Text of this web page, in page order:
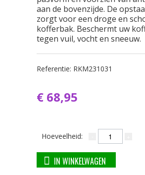
aan de bovenzijde. De
zorgt voor een droge en
kofferbak. Beschermt uw
tegen vuil, vocht en sneeuw.
Referentie: RKM231031
€ 68,95
Hoeveelheid:
IN WINKELWAGEN